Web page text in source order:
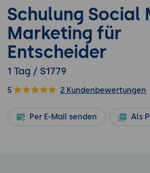
Schulung Social
Marketing für
Entscheider
1 Tag / S1779
5 2 Kundenbewertungen
Per E-Mail senden Als